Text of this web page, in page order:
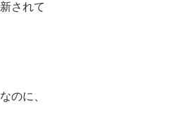
されて
のに、